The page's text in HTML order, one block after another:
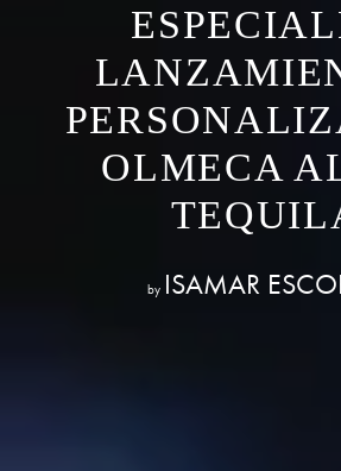
OLMECA
by ISAMAR